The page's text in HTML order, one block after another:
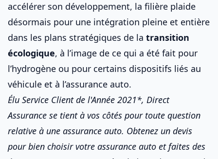
accélérer son développement, la filière plaide
désormais pour une intégration pleine et entière
dans les plans stratégiques de la transition
écologique, à l’image de ce qui a été fait pour
l’hydrogène ou pour certains dispositifs liés au
véhicule et à l’assurance auto.
Élu Service Client de l'Année 2021*, Direct
Assurance se tient à vos côtés pour toute question
relative à une assurance auto. Obtenez un devis
pourbien choisir votre assurance auto et faites des